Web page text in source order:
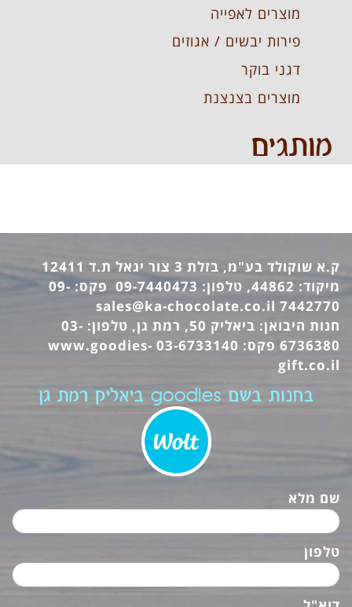
מוצרים לאפייה
פירות יבשים / אגוזים
דגני בוקר
מוצרים בצנצנת
מותגים
ק.א שוקולד בע"מ, בזלת 3 צור יגאל ת.ד 12411
מיקוד: 44862, טלפון: 09-7440473 פקס: 09-
7442770
sales@ka-chocolate.co.il
חנות היבואן: ביאליק 50, רמת גן, טלפון: 03-
6736380 פקס: 03-6733140
www.goodies-
gift.co.il
בחנות בשם goodies ביאליק רמת גן
שם מלא
טלפון